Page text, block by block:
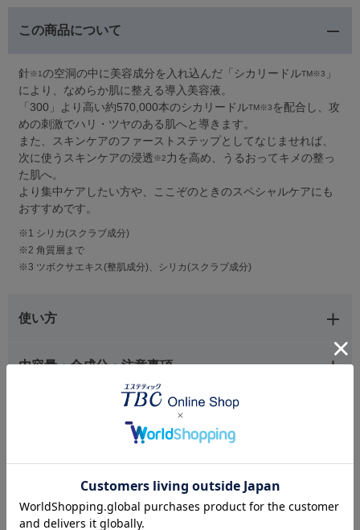
この商品について
針※1の空洞の中に美容成分を入れ込んだ「シカリードルTM※3 」
により、なめらか肌に整える導入美容液。
「300」より高い約570,000本のシカリードルTM※3 を配合し、攻
めの刺激でハリ・ツヤのある肌へと導きます。
また、スキンケアのファーストステップとしてなじませれば、
次に使うスキンケアの浸透※2力を高め、うるおってキメの整っ
た肌へ。
より集中ケアしたい方や、ここぞのときのスペシャルケアにも
おすすめです。
※1 シリカ(スクラブ成分)
※2 角質層まで
※3 ツボクサエキス(整肌成分)、シリカ(スクラブ成分)
使い方
内容量・全成分・注意事項
あわせて買いたい